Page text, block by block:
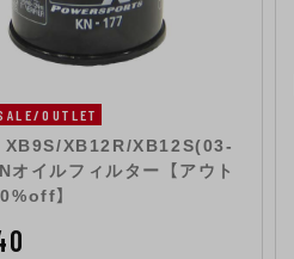
OUTLET
XB12R/XB12S(03-
イルフィルター 【アウト
】